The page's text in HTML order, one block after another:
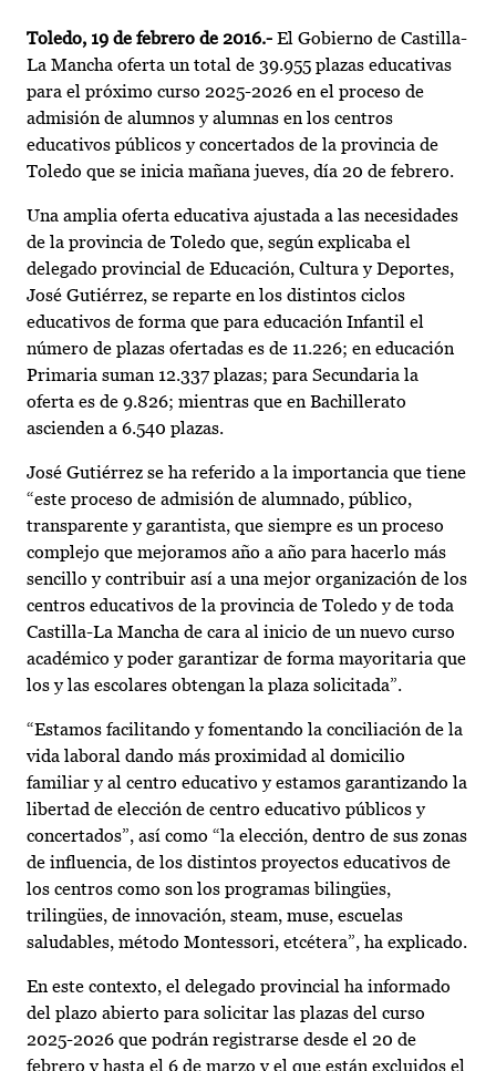
Toledo, 19 de febrero de 2016.- El Gobierno de Castilla-
La Mancha oferta un total de 39.955 plazas educativas
para el próximo curso 2025-2026 en el proceso de
admisión de alumnos y alumnas en los centros
educativos públicos y concertados de la provincia de
Toledo que se inicia mañana jueves, día 20 de febrero.
Una amplia oferta educativa ajustada a las necesidades
de la provincia de Toledo que, según explicaba el
delegado provincial de Educación, Cultura y Deportes,
José Gutiérrez, se reparte en los distintos ciclos
educativos de forma que para educación Infantil el
número de plazas ofertadas es de 11.226; en educación
Primaria suman 12.337 plazas; para Secundaria la
oferta es de 9.826; mientras que en Bachillerato
ascienden a 6.540 plazas.
José Gutiérrez se ha referido a la importancia que tiene
“este proceso de admisión de alumnado, público,
transparente y garantista, que siempre es un proceso
complejo que mejoramos año a año para hacerlo más
sencillo y contribuir así a una mejor organización de los
centros educativos de la provincia de Toledo y de toda
Castilla-La Mancha de cara al inicio de un nuevo curso
académico y poder garantizar de forma mayoritaria que
los y las escolares obtengan la plaza solicitada”.
“Estamos facilitando y fomentando la conciliación de la
vida laboral dando más proximidad al domicilio
familiar y al centro educativo y estamos garantizando la
libertad de elección de centro educativo públicos y
concertados”, así como “la elección, dentro de sus zonas
de influencia, de los distintos proyectos educativos de
los centros como son los programas bilingües,
trilingües, de innovación, steam, muse, escuelas
saludables, método Montessori, etcétera”, ha explicado.
En este contexto, el delegado provincial ha informado
del plazo abierto para solicitar las plazas del curso
2025-2026 que podrán registrarse desde el 20 de
febrero y hasta el 6 de marzo y el que están excluidos el